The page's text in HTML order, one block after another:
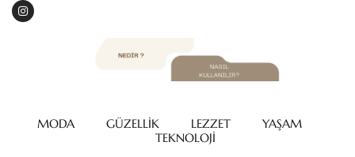
MODA GÜZELLİK LEZZET
YAŞAM
TEKNOLOJİ